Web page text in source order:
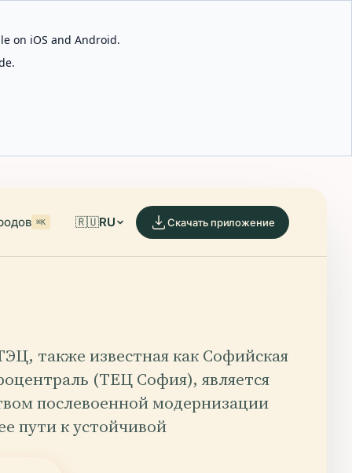
on iOS and Android.
⌘K 🇷🇺RU Скачать приложение
также известная как Софийская
(ТЕЦ София), является
послевоенной модернизации
пути к устойчивой